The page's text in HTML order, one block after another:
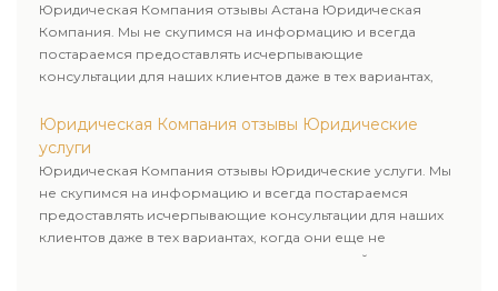
Юридическая Компания отзывы Астана Юридическая
Компания. Мы не скупимся на информацию и всегда
постараемся предоставлять исчерпывающие
консультации для наших клиентов даже в тех вариантах,
нашей компании.
Юридическая Компания отзывы Юридические
услуги
Юридическая Компания отзывы Юридические услуги. Мы
не скупимся на информацию и всегда постараемся
предоставлять исчерпывающие консультации для наших
клиентов даже в тех вариантах, когда они еще не
пользовались юридическими услугами нашей компании.